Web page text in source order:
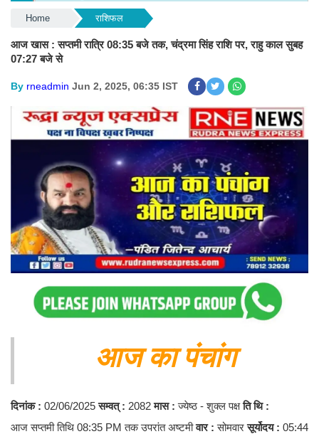
Home राशिफल
आज खास : सप्तमी रात्रि 08:35 बजे तक, चंद्रमा सिंह राशि पर, राहु काल सुबह
07:27 बजे से
By rneadmin Jun 2, 2025, 06:35 IST
आज का पंचांग
दिनांक : 02/06/2025सम्वत् : 2082मास : ज्येष्ठ - शुक्ल पक्षति थि :
आज सप्तमी तिथि 08:35 PM तक उपरांत अष्टमीवार :सोमवारसूर्योदय : 05:44